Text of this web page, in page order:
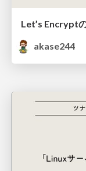
akase244